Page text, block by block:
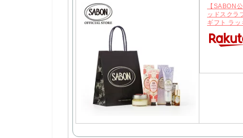
【SABON
ッドスクラ
ギフト ラ